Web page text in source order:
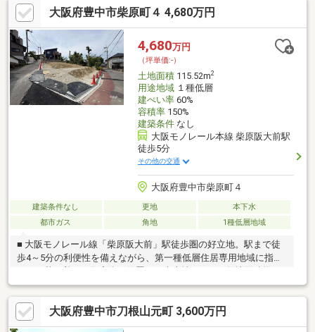
ライフスタイルに合わせた間取りやデザインで、理想の住まいを
実現できます。■ 敷地の形状や広さを活かし、駐車スペースやお
庭を確保したプランもご検討可能。自由度の高い住まいづくりを
お楽しみいただけます。■ 現況でのお引渡しとなるため、現地を
ご覧いただきながら建築計画を具体的に進めることができます。
大阪府豊中市柴原町４ 4,680万円
4,680万円
（坪単価:-）
土地面積115.52m2
用途地域１種低層
建ぺい率60%
容積率150%
建築条件なし
大阪モノレール本線 柴原阪大前駅
徒歩5分
その他の交通
大阪府豊中市柴原町４
建築条件なし 更地
本下水
都市ガス
角地 1種低層地域
■ 大阪モノレール線「柴原阪大前」駅徒歩圏の好立地。駅まで徒
歩4～5分の利便性を備えながら、第一種低層住居専用地域に指定
坪のゆとりある整形地。広い庭や駐車スペースを確保したプラ
ン、平屋や二世帯住宅など、ご家族の理想に合わせた住まいづく
りをご検討いただけます。■ 建築条件はありません。お好きなハ
ウスメーカーや工務店で建築可能なため、間取りやデザイン、設
大阪府豊中市刀根山元町 3,600万円